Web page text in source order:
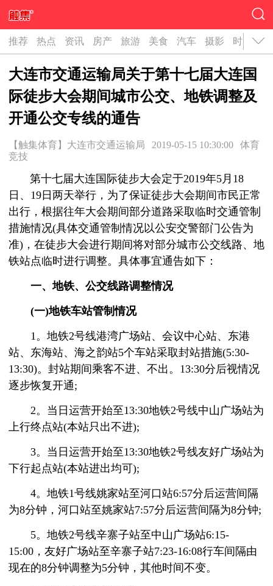
推荐 热点 资讯 房产 旅游 美食 汽车 摄影 时尚 名
大连市交通运输局关于第十七届大连国
际徒步大会期间城市公交、地铁调整及
开通公交专线的通告
【触集体育】大连市交通运输局 2019-05-15 10:30:00
体育
竞技
第十七届大连国际徒步大会定于2019年5月18
日、19日两天举行，为了保证徒步大会期间市民正常
出行，根据往年大会期间部分道路采取临时交通管制
措施情况(具体交通管制情况以公安交警部门公告为
准)，在徒步大会进行期间将对部分城市公交线路、地
铁站点临时进行调整。具体事宜通告如下：
一、地铁、公交线路调整情况
(一)地铁车站管制情况
1。地铁2号线港湾广场站、会议中心站、东港
站、东海站、海之韵站5个车站采取封站措施(5:30-
13:30)。封站期间乘客不进、不出。13:30分后视情况
逐步恢复开通;
2。当日运营开始至13:30地铁2号线中山广场站为
上行终点站(本站只出不进);
3。当日运营开始至13:30地铁2号线友好广场站为
下行起点站(本站进出均可);
4。地铁1号线姚家站至河口站6:57分后运营间隔
为8分钟，河口站至姚家站7:57分后运营间隔为8分钟;
5。地铁2号线辛寨子站至中山广场站6:15-
15:00，友好广场站至辛寨子站7:23-16:08行车间隔由
现在的8分钟调整为5分钟，其他时间不变。